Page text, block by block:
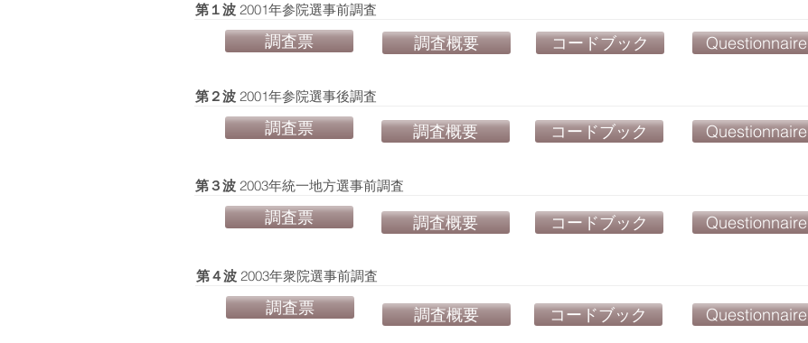
調査概要 コードブック Questionnaire
Questionnaire
Questionnaire
Questionnaire
調査概要
調査概要
調査概要
コードブック
コードブック
コードブック
​第１波 2001年参院選事前調査
調査票
​第２波 2001年参院選事後調査
調査票
​第３波 2003年統一地方選事前調査
調査票
​第４波 2003年衆院選事前調査
調査票